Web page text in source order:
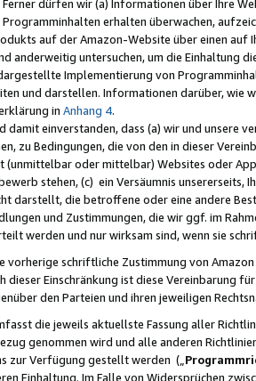
Ferner dürfen wir (a) Informationen über Ihre
erhalten überwachen,
auf der Amazon-Website über einen
anderweitig untersuchen, um die Einhaltung
Implementierung von
und darstellen. Informationen darüber, wie
in Anhang 4.
damit einverstanden, dass (a) wir und
zu Bedingungen, die von den in dieser
(unmittelbar oder mittelbar) Websites oder
stehen, (c) ein Versäumnis unsererseits,
darstellt, die betroffene oder eine andere
und Zustimmungen, die wir ggf. im
werden und nur wirksam sind, wenn sie
vorherige schriftliche Zustimmung von
dieser Einschränkung ist diese Vereinbarung
den Parteien und ihren jeweiligen
die jeweils aktuellste Fassung aller
genommen wird und alle anderen
zur Verfügung gestellt werden („
Einhaltung. Im Falle von Widersprüchen